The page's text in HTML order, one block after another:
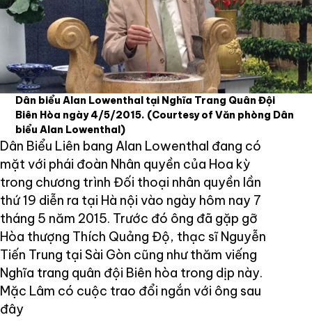
Dân biểu Alan Lowenthal tại Nghĩa Trang Quân Đội
Biên Hòa ngày 4/5/2015. (Courtesy of Văn phòng Dân
biểu Alan Lowenthal)
Dân Biểu Liên bang Alan Lowenthal đang có
mặt với phái đoàn Nhân quyền của Hoa kỳ
trong chương trình Đối thoại nhân quyền lần
thứ 19 diễn ra tại Hà nội vào ngày hôm nay 7
tháng 5 năm 2015. Trước đó ông đã gặp gỡ
Hòa thượng Thích Quảng Độ, thạc sĩ Nguyễn
Tiến Trung tại Sài Gòn cũng như thăm viếng
Nghĩa trang quân đội Biên hòa trong dịp này.
Mặc Lâm có cuộc trao đổi ngắn với ông sau
đây